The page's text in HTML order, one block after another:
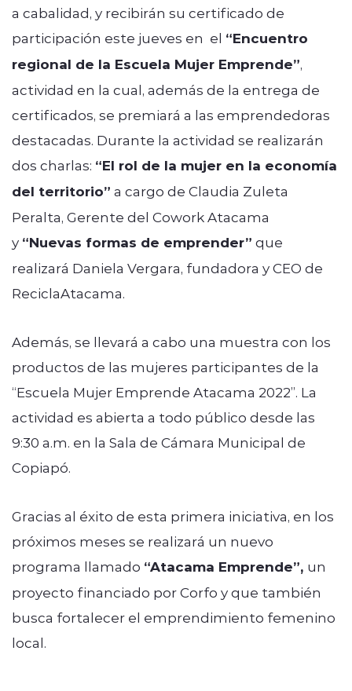
a cabalidad, y recibirán su certificado de
participación este jueves en el “Encuentro
regional de la Escuela Mujer Emprende”,
actividad en la cual, además de la entrega de
certificados, se premiará a las emprendedoras
destacadas. Durante la actividad se realizarán
dos charlas: “El rol de la mujer en la economía
del territorio” a cargo de Claudia Zuleta
Peralta, Gerente del Cowork Atacama
y “Nuevas formas de emprender” que
realizará Daniela Vergara, fundadora y CEO de
ReciclaAtacama.
Además, se llevará a cabo una muestra con los
productos de las mujeres participantes de la
“Escuela Mujer Emprende Atacama 2022”. La
actividad es abierta a todo público desde las
9:30 a.m. en la Sala de Cámara Municipal de
Copiapó.
Gracias al éxito de esta primera iniciativa, en los
próximos meses se realizará un nuevo
programa llamado “Atacama Emprende”, un
proyecto financiado por Corfo y que también
busca fortalecer el emprendimiento femenino
local.